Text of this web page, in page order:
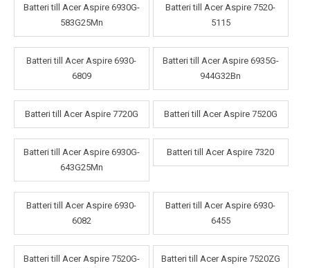
Batteri till Acer Aspire 6930G-
583G25Mn
Batteri till Acer Aspire 7520-
5115
Batteri till Acer Aspire 6930-
6809
Batteri till Acer Aspire 6935G-
944G32Bn
Batteri till Acer Aspire 7720G Batteri till Acer Aspire 7520G
Batteri till Acer Aspire 6930G-
643G25Mn
Batteri till Acer Aspire 7320
Batteri till Acer Aspire 6930-
6082
Batteri till Acer Aspire 6930-
6455
Batteri till Acer Aspire 7520G-
Batteri till Acer Aspire 7520ZG